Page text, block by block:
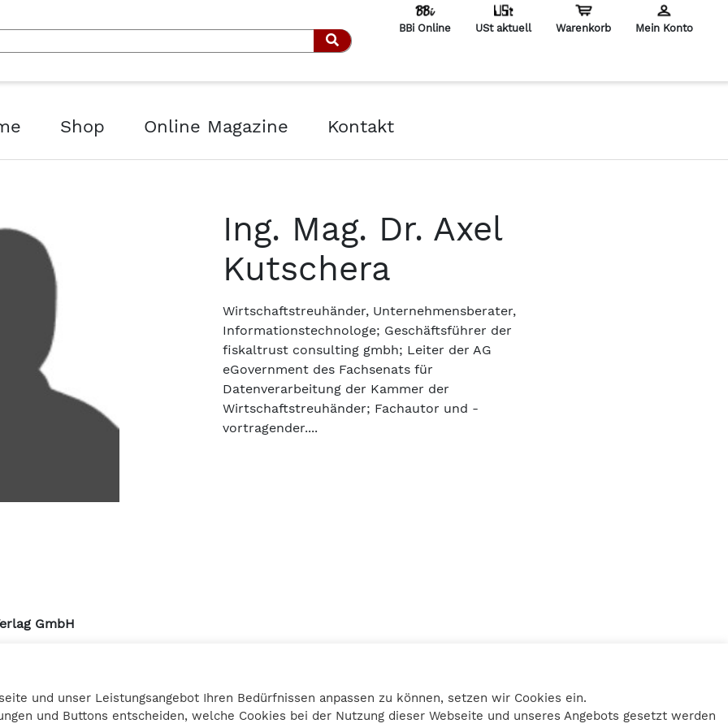
Suchen
BBi Online USt aktuell Warenkorb Mein Konto
Shop Online Magazine Kontakt
Ing. Mag. Dr. Axel
Kutschera
Wirtschaftstreuhänder, Unternehmensberater,
Informationstechnologe; Geschäftsführer der
fiskaltrust consulting gmbh; Leiter der AG
eGovernment des Fachsenats für
Datenverarbeitung der Kammer der
Wirtschaftstreuhänder; Fachautor und -
vortragender....
GmbH
25 12
Datenschutz
Kontakt
und unser Leistungsangebot Ihren Bedürfnissen anpassen zu können, setzen wir Cookies ein.
und Buttons entscheiden, welche Cookies bei der Nutzung dieser Webseite und unseres Angebots gesetzt werden